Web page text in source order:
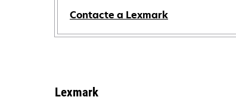
Contacte a Lexmark
Lexmark